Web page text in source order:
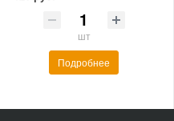
шт
Подробнее